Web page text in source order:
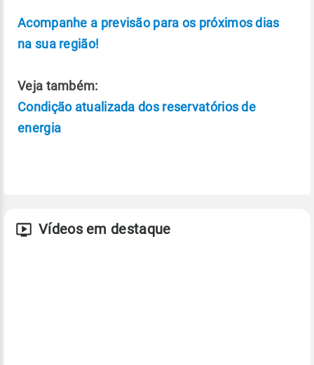
Acompanhe a previsão para os próximos dias
na sua região!
Veja também:
Condição atualizada dos reservatórios de
energia
Vídeos em destaque